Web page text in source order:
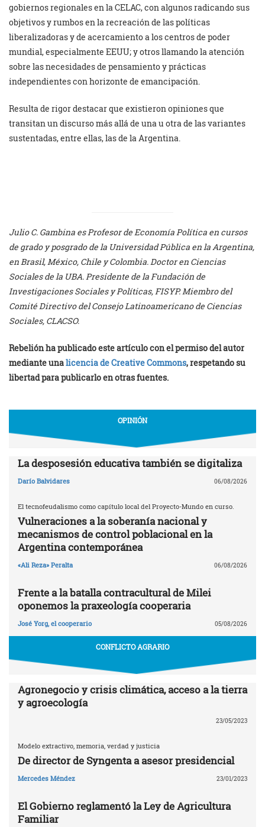
gobiernos regionales en la CELAC, con algunos radicando sus
objetivos y rumbos en la recreación de las políticas
liberalizadoras y de acercamiento a los centros de poder
mundial, especialmente EEUU; y otros llamando la atención
sobre las necesidades de pensamiento y prácticas
independientes con horizonte de emancipación.
Resulta de rigor destacar que existieron opiniones que
transitan un discurso más allá de una u otra de las variantes
sustentadas, entre ellas, las de la Argentina.
Julio C. Gambina es Profesor de Economía Política en cursos
de grado y posgrado de la Universidad Pública en la Argentina,
en Brasil, México, Chile y Colombia. Doctor en Ciencias
Sociales de la UBA. Presidente de la Fundación de
Investigaciones Sociales y Políticas, FISYP. Miembro del
Comité Directivo del Consejo Latinoamericano de Ciencias
Sociales, CLACSO.
Rebelión ha publicado este artículo con el permiso del autor
mediante unalicencia de Creative Commons, respetando su
libertad para publicarlo en otras fuentes.
OPINIÓN
La desposesión educativa también se digitaliza
Darío Balvidares 06/08/2026
El tecnofeudalismo como capítulo local del Proyecto-Mundo en curso.
Vulneraciones a la soberanía nacional y
mecanismos de control poblacional en la
Argentina contemporánea
«Ali Reza» Peralta 06/08/2026
Frente a la batalla contracultural de Milei
oponemos la praxeología cooperaria
José Yorg, el cooperario 05/08/2026
CONFLICTO AGRARIO
Agronegocio y crisis climática, acceso a la tierra
y agroecología
23/05/2023
Modelo extractivo, memoria, verdad y justicia
De director de Syngenta a asesor presidencial
Mercedes Méndez 23/01/2023
El Gobierno reglamentó la Ley de Agricultura
Familiar